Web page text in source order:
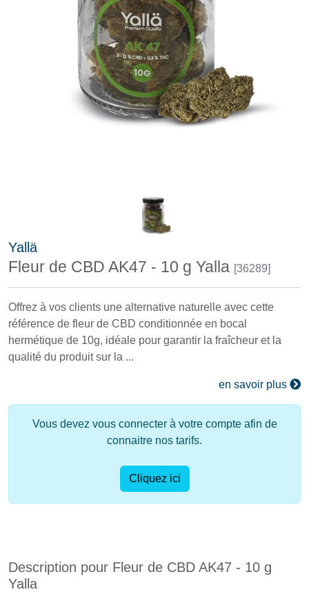
Yallä
Fleur de CBD AK47 - 10 g Yalla [36289]
Offrez à vos clients une alternative naturelle avec cette
référence de fleur de CBD conditionnée en bocal
hermétique de 10g, idéale pour garantir la fraîcheur et la
qualité du produit sur la ...
en savoir plus
Vous devez vous connecter à votre compte afin de
connaitre nos tarifs.
Cliquez ici
Description pour Fleur de CBD AK47 - 10 g
Yalla